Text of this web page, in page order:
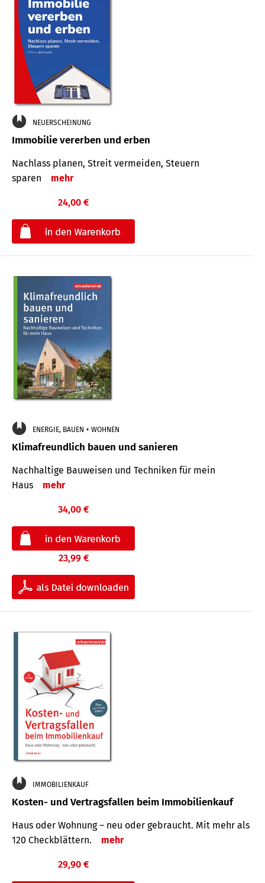
NEUERSCHEINUNG
Immobilie vererben und erben
Nachlass planen, Streit vermeiden, Steuern
sparen
mehr
24,00 €
ENERGIE, BAUEN + WOHNEN
Klimafreundlich bauen und sanieren
Nachhaltige Bauweisen und Techniken für mein
Haus
mehr
34,00 €
23,99 €
IMMOBILIENKAUF
Kosten- und Vertragsfallen beim Immobilienkauf
Haus oder Wohnung – neu oder gebraucht. Mit mehr als
120 Check­blättern.
mehr
29,90 €